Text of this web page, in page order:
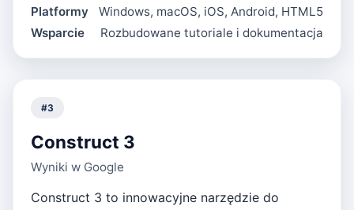
Platformy
Windows, macOS, iOS, Android, HTML5
Wsparcie
Rozbudowane tutoriale i dokumentacja
#3
Construct 3
Wyniki w Google
Construct 3 to innowacyjne narzędzie do